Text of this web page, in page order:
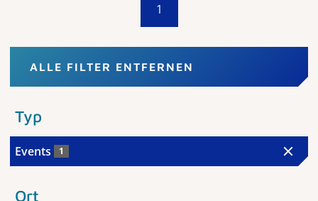
1
ALLE FILTER ENTFERNEN
Typ
Events 1
Ort